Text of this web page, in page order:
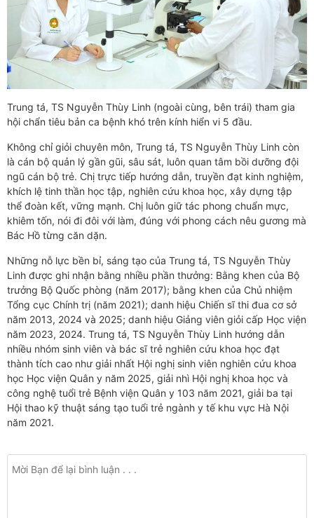
Trung tá, TS Nguyễn Thùy Linh (ngoài cùng, bên trái) tham gia
hội chẩn tiêu bản ca bệnh khó trên kính hiển vi 5 đầu.
Không chỉ giỏi chuyên môn, Trung tá, TS Nguyễn Thùy Linh còn
là cán bộ quản lý gần gũi, sâu sát, luôn quan tâm bồi dưỡng đội
ngũ cán bộ trẻ. Chị trực tiếp hướng dẫn, truyền đạt kinh nghiệm,
khích lệ tinh thần học tập, nghiên cứu khoa học, xây dựng tập
thể đoàn kết, vững mạnh. Chị luôn giữ tác phong chuẩn mực,
khiêm tốn, nói đi đôi với làm, đúng với phong cách nêu gương mà
Bác Hồ từng căn dặn.
Những nỗ lực bền bỉ, sáng tạo của Trung tá, TS Nguyễn Thùy
Linh được ghi nhận bằng nhiều phần thưởng: Bằng khen của Bộ
trưởng Bộ Quốc phòng (năm 2017); bằng khen của Chủ nhiệm
Tổng cục Chính trị (năm 2021); danh hiệu Chiến sĩ thi đua cơ sở
năm 2013, 2024 và 2025; danh hiệu Giảng viên giỏi cấp Học viện
năm 2023, 2024. Trung tá, TS Nguyễn Thùy Linh hướng dẫn
nhiều nhóm sinh viên và bác sĩ trẻ nghiên cứu khoa học đạt
thành tích cao như giải nhất Hội nghị sinh viên nghiên cứu khoa
học Học viện Quân y năm 2025, giải nhì Hội nghị khoa học và
công nghệ tuổi trẻ Bệnh viện Quân y 103 năm 2021, giải ba tại
Hội thao kỹ thuật sáng tạo tuổi trẻ ngành y tế khu vực Hà Nội
năm 2021.